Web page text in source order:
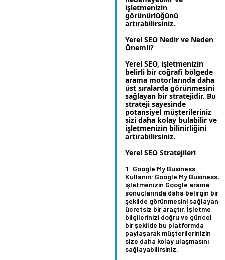
işletmenizin
görünürlüğünü
artırabilirsiniz.
Yerel SEO Nedir ve Neden
Önemli?
Yerel SEO, işletmenizin
belirli bir coğrafi bölgede
arama motorlarında daha
üst sıralarda görünmesini
sağlayan bir stratejidir. Bu
strateji sayesinde
potansiyel müşterileriniz
sizi daha kolay bulabilir ve
işletmenizin bilinirliğini
artırabilirsiniz.
Yerel SEO Stratejileri
Google My Business
Kullanın: Google My Business,
işletmenizin Google arama
sonuçlarında daha belirgin bir
şekilde görünmesini sağlayan
ücretsiz bir araçtır. İşletme
bilgilerinizi doğru ve güncel
bir şekilde bu platformda
paylaşarak müşterilerinizin
size daha kolay ulaşmasını
sağlayabilirsiniz.